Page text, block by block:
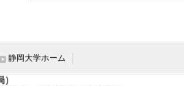
静岡大学ホーム